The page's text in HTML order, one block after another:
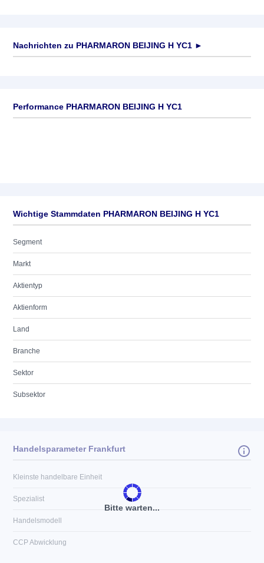
Nachrichten zu PHARMARON BEIJING H YC1 ►
Performance PHARMARON BEIJING H YC1
Wichtige Stammdaten PHARMARON BEIJING H YC1
Segment
Markt
Aktientyp
Aktienform
Land
Branche
Sektor
Subsektor
Bitte warten...
Handelsparameter Frankfurt
Kleinste handelbare Einheit
Spezialist
Handelsmodell
CCP Abwicklung